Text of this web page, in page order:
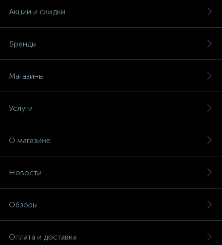
Акции и скидки
Бренды
Магазины
Услуги
О магазине
Новости
Обзоры
Оплата и доставка